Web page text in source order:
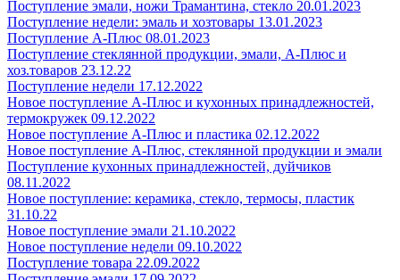
Поступление эмали, ножи Трамантина, стекло 20.01.2023
Поступление недели: эмаль и хозтовары 13.01.2023
Поступление А-Плюс 08.01.2023
Поступление стеклянной продукции, эмали, А-Плюс и
хоз.товаров 23.12.22
Поступление недели 17.12.2022
Новое поступление А-Плюс и кухонных принадлежностей,
термокружек 09.12.2022
Новое поступление А-Плюс и пластика 02.12.2022
Новое поступление А-Плюс, стеклянной продукции и эмали
Поступление кухонных принадлежностей, дуйчиков
08.11.2022
Новое поступление: керамика, стекло, термосы, пластик
31.10.22
Новое поступление эмали 21.10.2022
Новое поступление недели 09.10.2022
Поступление товара 22.09.2022